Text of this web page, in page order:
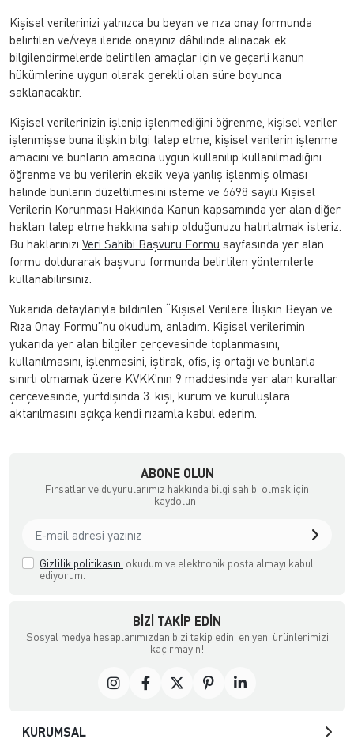
Kişisel verilerinizi yalnızca bu beyan ve rıza onay formunda
belirtilen ve/veya ileride onayınız dâhilinde alınacak ek
bilgilendirmelerde belirtilen amaçlar için ve geçerli kanun
hükümlerine uygun olarak gerekli olan süre boyunca
saklanacaktır.
Kişisel verilerinizin işlenip işlenmediğini öğrenme, kişisel veriler
işlenmişse buna ilişkin bilgi talep etme, kişisel verilerin işlenme
amacını ve bunların amacına uygun kullanılıp kullanılmadığını
öğrenme ve bu verilerin eksik veya yanlış işlenmiş olması
halinde bunların düzeltilmesini isteme ve 6698 sayılı Kişisel
Verilerin Korunması Hakkında Kanun kapsamında yer alan diğer
hakları talep etme hakkına sahip olduğunuzu hatırlatmak isteriz.
Bu haklarınızı Veri Sahibi Başvuru Formu sayfasında yer alan
formu doldurarak başvuru formunda belirtilen yöntemlerle
kullanabilirsiniz.
Yukarıda detaylarıyla bildirilen “Kişisel Verilere İlişkin Beyan ve
Rıza Onay Formu”nu okudum, anladım. Kişisel verilerimin
yukarıda yer alan bilgiler çerçevesinde toplanmasını,
kullanılmasını, işlenmesini, iştirak, ofis, iş ortağı ve bunlarla
sınırlı olmamak üzere KVKK’nın 9 maddesinde yer alan kurallar
çerçevesinde, yurtdışında 3. kişi, kurum ve kuruluşlara
aktarılmasını açıkça kendi rızamla kabul ederim.
ABONE OLUN
Fırsatlar ve duyurularımız hakkında bilgi sahibi olmak için
kaydolun!
Gizlilik politikasını okudum ve elektronik posta almayı kabul
ediyorum.
BIZI TAKIP EDIN
Sosyal medya hesaplarımızdan bizi takip edin, en yeni ürünlerimizi
kaçırmayın!
KURUMSAL